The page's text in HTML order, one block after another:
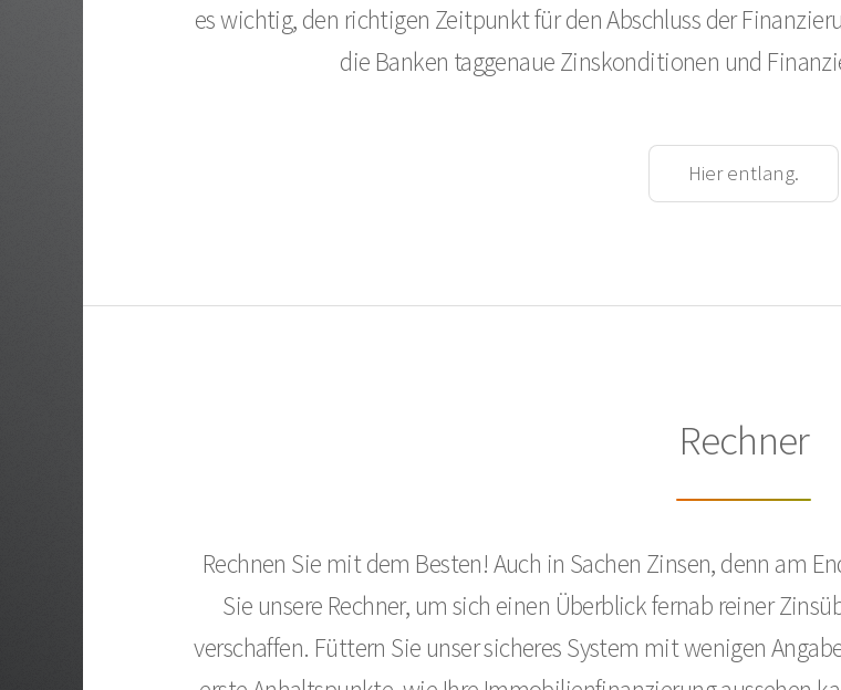
es wichtig, den richtigen Zeitpunkt für den Abschluss der
die Banken taggenaue Zinskonditionen und
Hier entlang.
Rechner
Rechnen Sie mit dem Besten! Auch in Sachen Zinsen, denn am
Sie unsere Rechner, um sich einen Überblick fernab reiner
verschaffen. Füttern Sie unser sicheres System mit wenigen